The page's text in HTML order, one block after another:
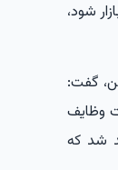
شود،
گفت:
وظایف
شد که